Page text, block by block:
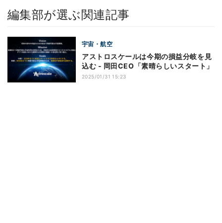
編集部が選ぶ関連記事
宇宙・航空
アストロスケールは今期の損益分岐を見
込む - 岡田CEO「素晴らしいスタート」
2025/01/31 15:23